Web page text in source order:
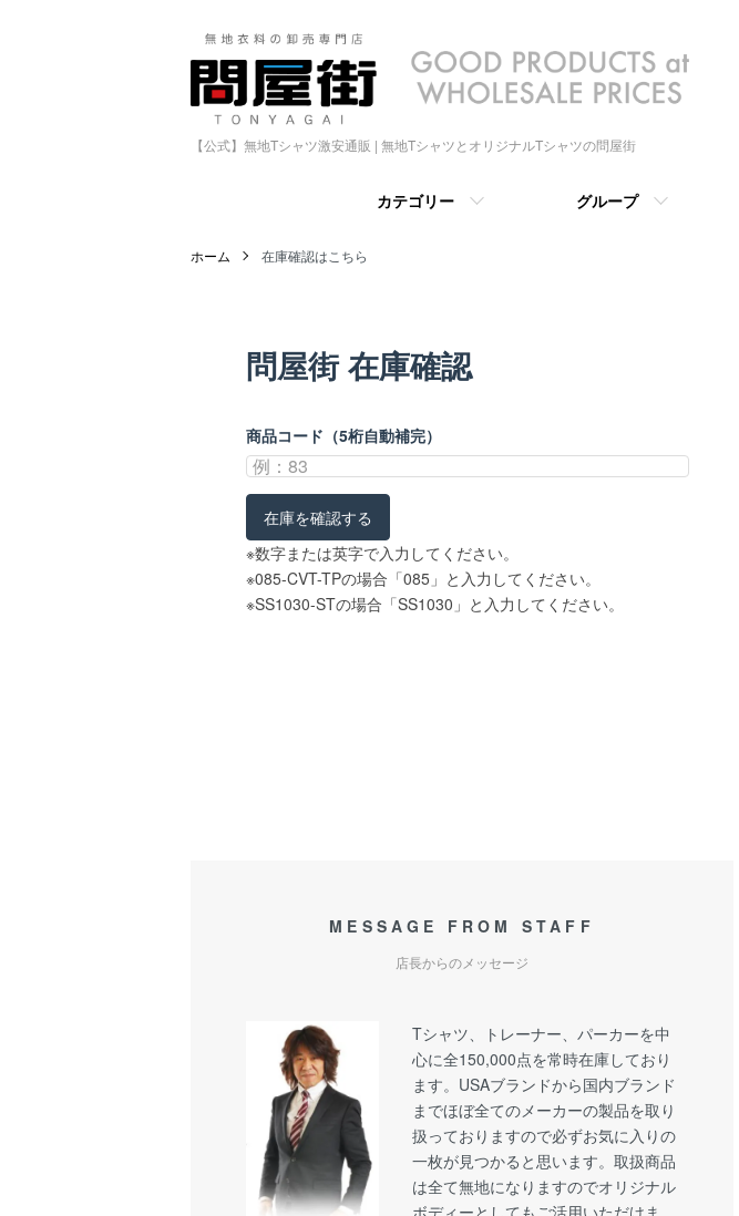
【公式】無地Tシャツ激安通販 | 無地TシャツとオリジナルTシャツの問屋街
カテゴリー グループ
ホーム 在庫確認はこちら
問屋街 在庫確認
商品コード（5桁自動補完）
在庫を確認する
※数字または英字で入力してください。
※085-CVT-TPの場合「085」と入力してください。
※SS1030-STの場合「SS1030」と入力してください。
MESSAGE FROM STAFF
店長からのメッセージ
Tシャツ、トレーナー、パーカーを中
心に全150,000点を常時在庫しており
ます。USAブランドから国内ブランド
までほぼ全てのメーカーの製品を取り
扱っておりますので必ずお気に入りの
一枚が見つかると思います。取扱商品
は全て無地になりますのでオリジナル
ボディーとしてもご活用いただけま